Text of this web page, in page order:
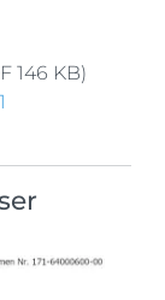
146 KB)